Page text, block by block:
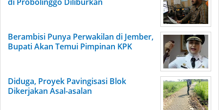
Berambisi Punya Perwakilan di Jember,
Bupati Akan Temui Pimpinan KPK
Diduga, Proyek Pavingisasi Blok
Dikerjakan Asal-asalan